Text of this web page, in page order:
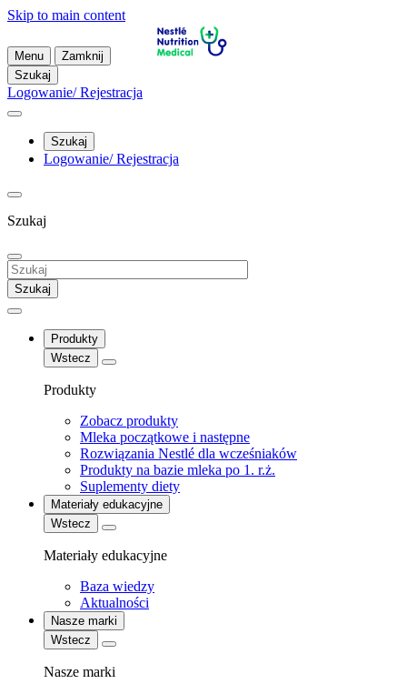
Skip to main content
Menu
Zamknij
Szukaj
Logowanie/ Rejestracja
Szukaj
Logowanie/ Rejestracja
Szukaj
Szukaj
Produkty
Wstecz
Produkty
Zobacz produkty
Mleka początkowe i następne
Rozwiązania Nestlé dla wcześniaków
Produkty na bazie mleka po 1. r.ż.
Suplementy diety
Materiały edukacyjne
Wstecz
Materiały edukacyjne
Baza wiedzy
Aktualności
Nasze marki
Wstecz
Nasze marki